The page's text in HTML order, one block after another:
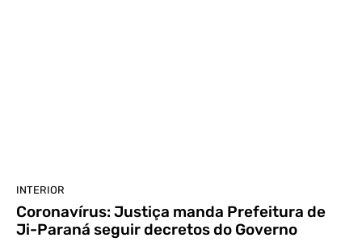
INTERIOR
Coronavírus: Justiça manda Prefeitura de
Ji-Paraná seguir decretos do Governo